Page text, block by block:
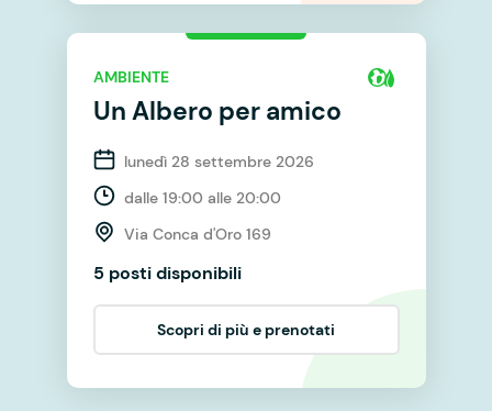
AMBIENTE
Un Albero per amico
lunedì 28 settembre 2026
dalle 19:00 alle 20:00
Via Conca d'Oro 169
5 posti disponibili
Scopri di più e prenotati